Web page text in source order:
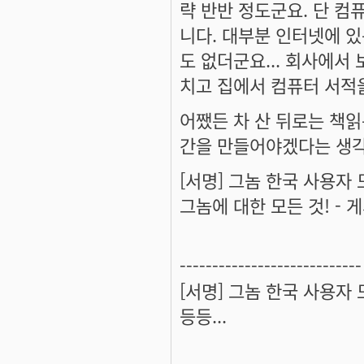
략 반반 정도군요. 단 컴
니다. 대부분 인터넷에
도 없더군요... 회사에서
치고 집에서 컴퓨터 서
어쨌든 차 산 뒤로는 책
간을 만들어야겠다는 생
[서명] 그놈 한국 사용자
그놈에 대한 모든 것! -
----------------------------
[서명] 그놈 한국 사용자
등등...